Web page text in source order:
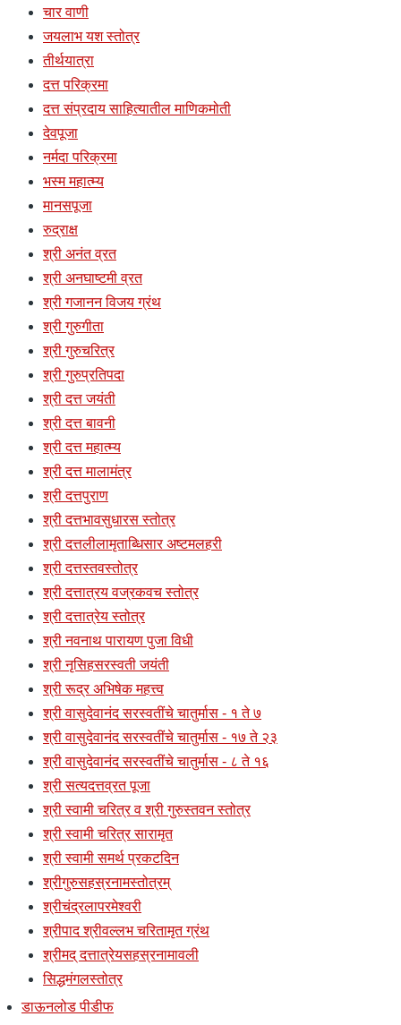
चार वाणी
जयलाभ यश स्तोत्र
तीर्थयात्रा
दत्त परिक्रमा
दत्त संप्रदाय साहित्यातील माणिकमोती
देवपूजा
नर्मदा परिक्रमा
भस्म महात्म्य
मानसपूजा
रुद्राक्ष
श्री अनंत व्रत
श्री अनघाष्टमी व्रत
श्री गजानन विजय ग्रंथ
श्री गुरुगीता
श्री गुरुचरित्र
श्री गुरुप्रतिपदा
श्री दत्त जयंती
श्री दत्त बावनी
श्री दत्त महात्म्य
श्री दत्त मालामंत्र
श्री दत्तपुराण
श्री दत्तभावसुधारस स्तोत्र
श्री दत्तलीलामृताब्धिसार अष्टमलहरी
श्री दत्तस्तवस्तोत्र
श्री दत्तात्रय वज्रकवच स्तोत्र
श्री दत्तात्रेय स्तोत्र
श्री नवनाथ पारायण पुजा विधी
श्री नृसिहसरस्वती जयंती
श्री रूद्र अभिषेक महत्त्व
श्री वासुदेवानंद सरस्वतींचे चातुर्मास - १ ते ७
श्री वासुदेवानंद सरस्वतींचे चातुर्मास - १७ ते २३
श्री वासुदेवानंद सरस्वतींचे चातुर्मास - ८ ते १६
श्री सत्यदत्तव्रत पूजा
श्री स्वामी चरित्र व श्री गुरुस्तवन स्तोत्र
श्री स्वामी चरित्र सारामृत
श्री स्वामी समर्थ प्रकटदिन
श्रीगुरुसहस्रनामस्तोत्रम्
श्रीचंद्रलापरमेश्वरी
श्रीपाद श्रीवल्लभ चरितामृत ग्रंथ
श्रीमद् दत्तात्रेयसहस्रनामावली
सिद्धमंगलस्तोत्र
डाऊनलोड पीडीफ